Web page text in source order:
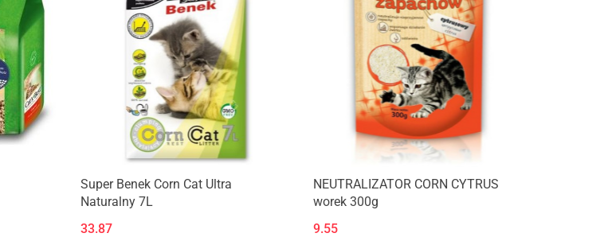
Super Benek Corn Cat Ultra
Naturalny 7L
33.87
NEUTRALIZATOR CORN CYTRUS
worek 300g
9.55